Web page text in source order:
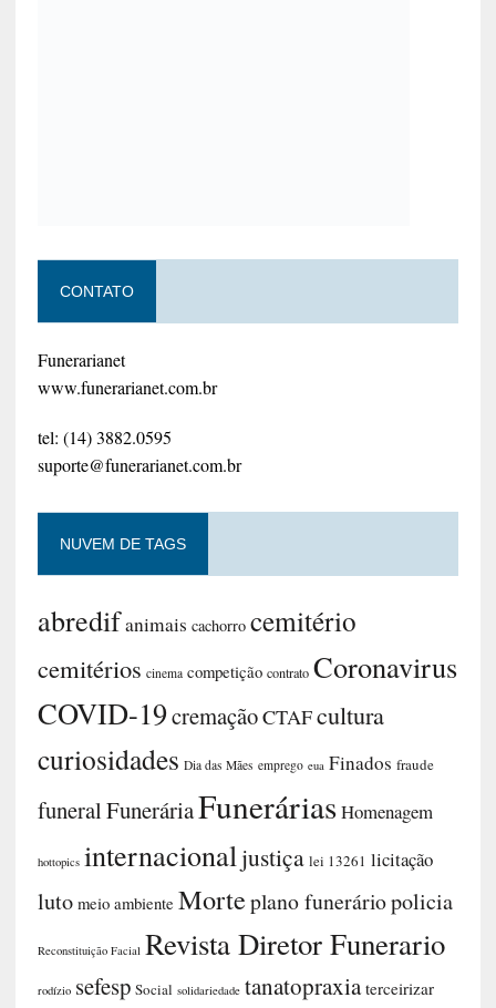
CONTATO
Funerarianet
www.funerarianet.com.br
tel: (14) 3882.0595
suporte@funerarianet.com.br
NUVEM DE TAGS
abredifanimais cachorro cemitério
cemitérios cinema competição contrato Coronavirus
COVID-19cremaçãoCTAFcultura
curiosidades Dia das Mães emprego eua Finados fraude
funeralFuneráriaFuneráriasHomenagem
hottopics internacionaljustiça lei 13261 licitação
luto meio ambiente Morteplano funeráriopolicia
Reconstituição Facial Revista Diretor Funerario
rodízio sefesp Social solidariedade tanatopraxia terceirizar